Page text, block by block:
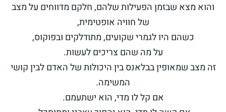
והוא מצא שבזמן הפעילות שלהם, חלקם מדווחים על מצב
של חוויה אופטימית,
כשהם היו לגמרי שקועים, מתודלקים ובפוקוס,
על מה שהם צריכים לעשות.
זה מצב שמאופין בבלאנס בין היכולות של האדם לבין קושי
המשימה.
אם קל לו מדי, הוא ישתעמם.